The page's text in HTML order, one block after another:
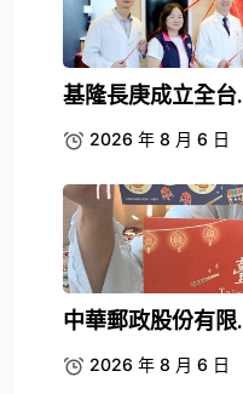
基隆長庚成立全台.
2026 年 8 月 6 日
中華郵政股份有限.
2026 年 8 月 6 日